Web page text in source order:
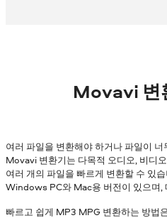
Movavi 변
여러 파일을 변환해야 하거나 파일이
Movavi 변환기는 다목적 오디오, 비디
여러 개의 파일을 빠르게 변환할 수 있
Windows PC와 Mac용 버전이 있으며,
빠르고 쉽게 MP3 MPG 변환하는 방법